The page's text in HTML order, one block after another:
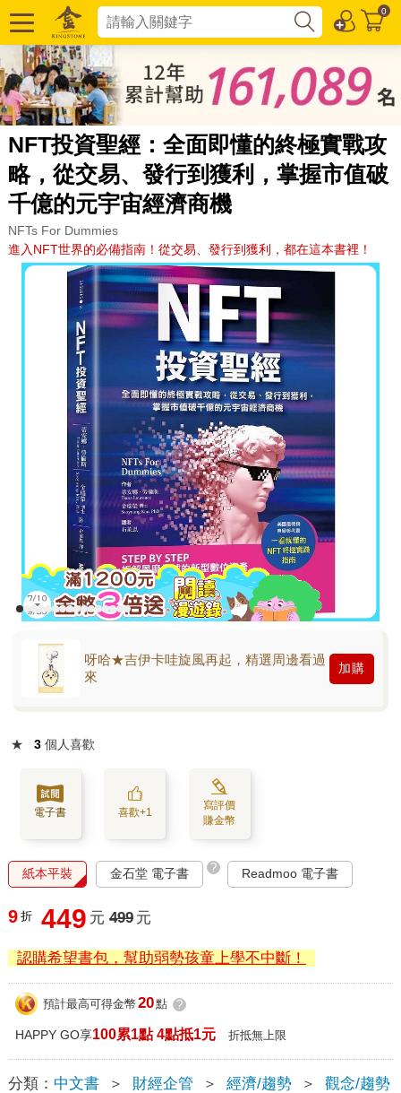
0
NFT投資聖經：全面即懂的終極實戰攻
略，從交易、發行到獲利，掌握市值破
千億的元宇宙經濟商機
NFTs For Dummies
進入NFT世界的必備指南！從交易、發行到獲利，都在這本書裡！
呀哈★吉伊卡哇旋風再起，精選周邊看過
來
加購
★ 3 個人喜歡
電子書 喜歡+1
寫評價
賺金幣
紙本平裝 金石堂 電子書 ? Readmoo 電子書
9 折 449 元 499 元
認購希望書包，幫助弱勢孩童上學不中斷！
預計最高可得金幣 20點 ?
HAPPY GO享100累1點 4點抵1元 折抵無上限
分類： 中文書 ＞ 財經企管 ＞ 經濟/趨勢 ＞ 觀念/趨勢